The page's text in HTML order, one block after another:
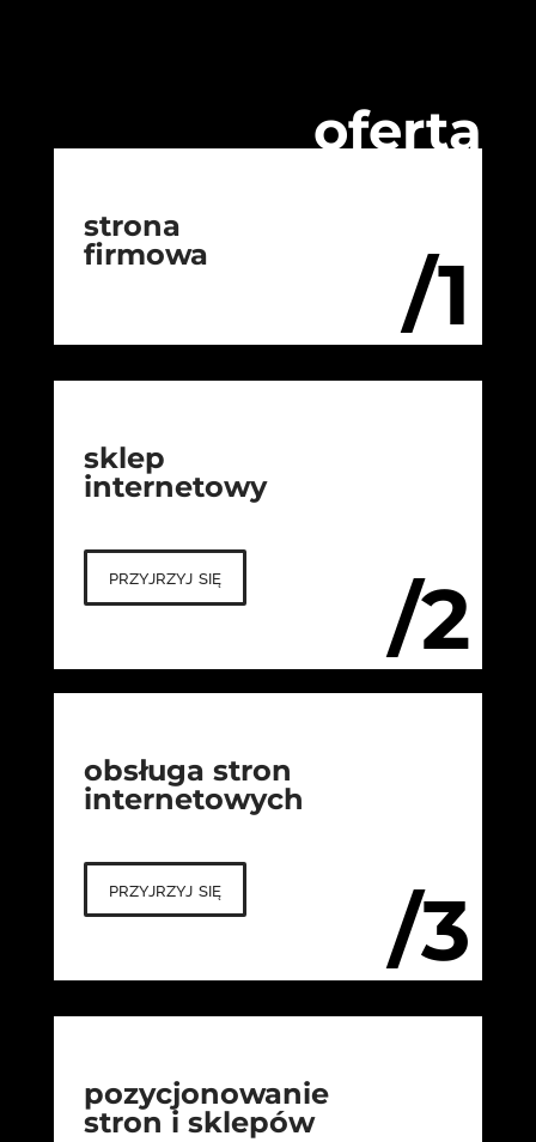
oferta
/1
strona
firmowa
/2
sklep
internetowy
przyjrzyj się
/3
obsługa stron
internetowych
przyjrzyj się
pozycjonowanie
stron i sklepów